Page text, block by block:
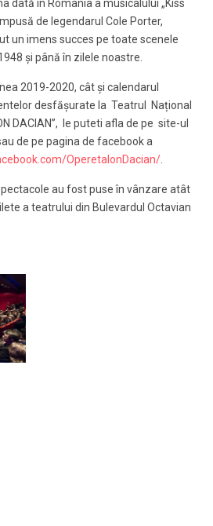
dată în România a musicalului „Kiss
de legendarul Cole Porter,
un imens succes pe toate scenele
și până în zilele noastre.
2019-2020, cât și calendarul
desfășurate la Teatrul Național
DACIAN”, le puteti afla de pe site-ul
de pe pagina de facebook a
OperetaIonDacian/
au fost puse în vânzare atât
a teatrului din Bulevardul Octavian